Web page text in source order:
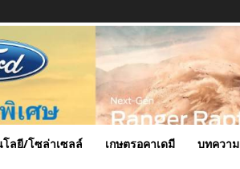
ลยี/โซล่าเซลล์ เกษตรอคาเดมี บทความ